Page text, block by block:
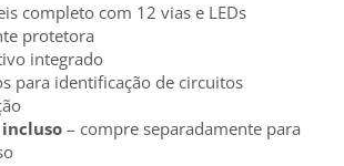
completo com 12 vias e LEDs
protetora
integrado
para identificação de circuitos
– compre separadamente para